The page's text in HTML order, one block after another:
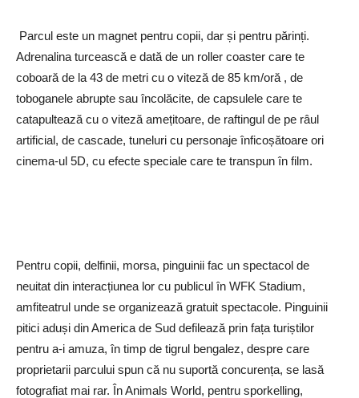
Parcul este un magnet pentru copii, dar și pentru părinți.
Adrenalina turcească e dată de un roller coaster care te
coboară de la 43 de metri cu o viteză de 85 km/oră , de
toboganele abrupte sau încolăcite, de capsulele care te
catapultează cu o viteză amețitoare, de raftingul de pe râul
artificial, de cascade, tuneluri cu personaje înficoșătoare ori
cinema-ul 5D, cu efecte speciale care te transpun în film.
Pentru copii, delfinii, morsa, pinguinii fac un spectacol de
neuitat din interacțiunea lor cu publicul în WFK Stadium,
amfiteatrul unde se organizează gratuit spectacole. Pinguinii
pitici aduși din America de Sud defilează prin fața turiștilor
pentru a-i amuza, în timp de tigrul bengalez, despre care
proprietarii parcului spun că nu suportă concurența, se lasă
fotografiat mai rar. În Animals World, pentru sporkelling,